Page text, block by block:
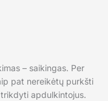
– saikingas. Per
pat nereikėtų purkšti
apdulkintojus.